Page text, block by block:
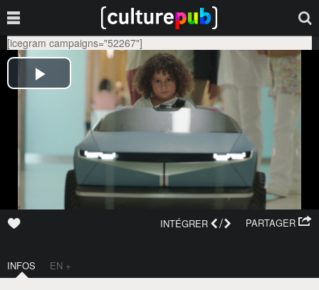
[icegram campaigns="52267"]
PARTAGER
INTÉGRER /
INFOS EN +